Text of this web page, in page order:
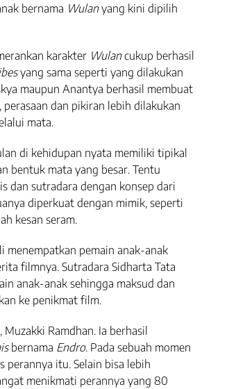
bernama Wulanyang kini dipilih
karakter Wulancukup berhasil
yang sama seperti yang dilakukan
maupun Anantya berhasil membuat
dan pikiran lebih dilakukan
mata.
di kehidupan nyata memiliki tipikal
bentuk mata yang besar. Tentu
dan sutradara dengan konsep dari
diperkuat dengan mimik, seperti
kesan seram.
menempatkan pemain anak-anak
filmnya. Sutradara Sidharta Tata
anak-anak sehingga maksud dan
ke penikmat film.
Ramdhan. Ia berhasil
bernama Endro. Pada sebuah momen
perannya itu. Selain bisa lebih
menikmati perannya yang 80